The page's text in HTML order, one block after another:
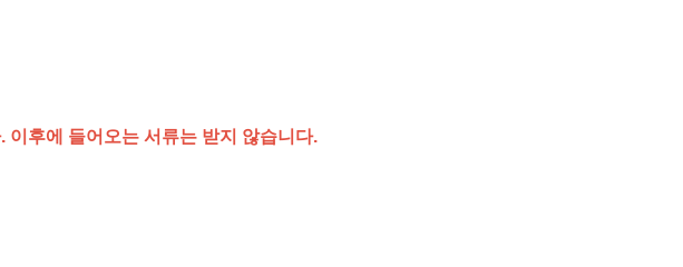
후에 들어오는 서류는 받지 않습니다.